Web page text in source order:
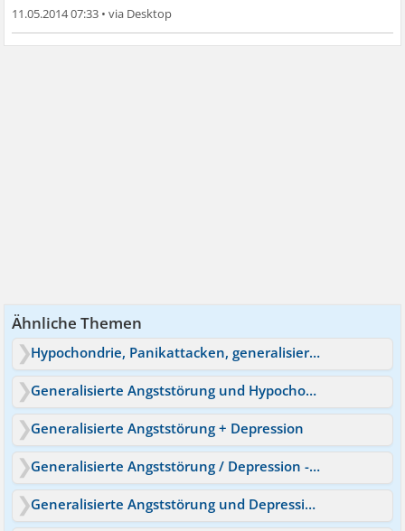
11.05.2014 07:33 •
Ähnliche Themen
Hypochondrie, Panikattacken, generalisierte Angststörung
Generalisierte Angststörung und Hypochondrie Symptome
Generalisierte Angststörung + Depression
Generalisierte Angststörung / Depression - Sertralin
Generalisierte Angststörung und Depression